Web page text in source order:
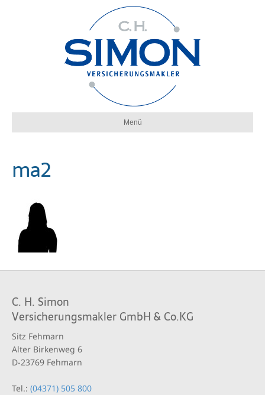
Menü
ma2
C. H. Simon
Versicherungsmakler GmbH & Co.KG
Sitz Fehmarn
Alter Birkenweg 6
D-23769 Fehmarn
Tel.: (04371) 505 800